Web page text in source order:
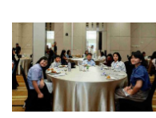
Indonesia Jemaat Pancaran
Kasih Allah.